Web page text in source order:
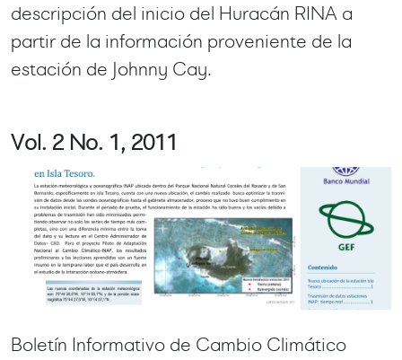
descripción del inicio del Huracán RINA a
partir de la información proveniente de la
estación de Johnny Cay.
Vol. 2 No. 1, 2011
Boletín Informativo de Cambio Climático